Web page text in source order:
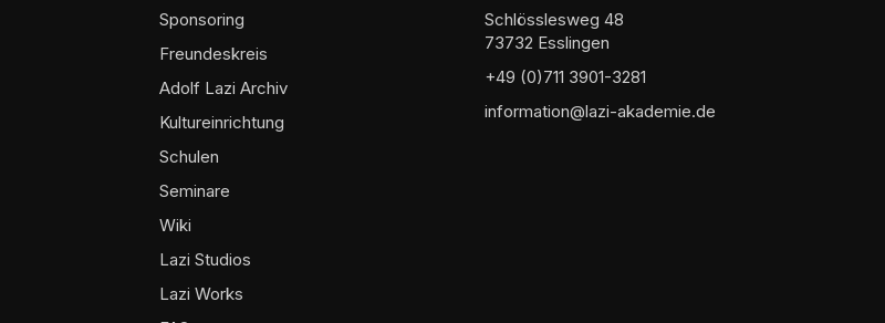
Sponsoring
Freundeskreis
Adolf Lazi Archiv
Kultureinrichtung
Schulen
Seminare
Wiki
Lazi Studios
Lazi Works
Schlösslesweg 48
73732 Esslingen
+49 (0)711 3901-3281
information@lazi-akademie.de